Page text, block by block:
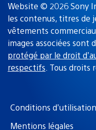
Website © 2026 Sony
les contenus, titres de
vêtements
images associées sont
protégé par le droit
respectifs. Tous droits
Conditions d’utilisation
Mentions légales